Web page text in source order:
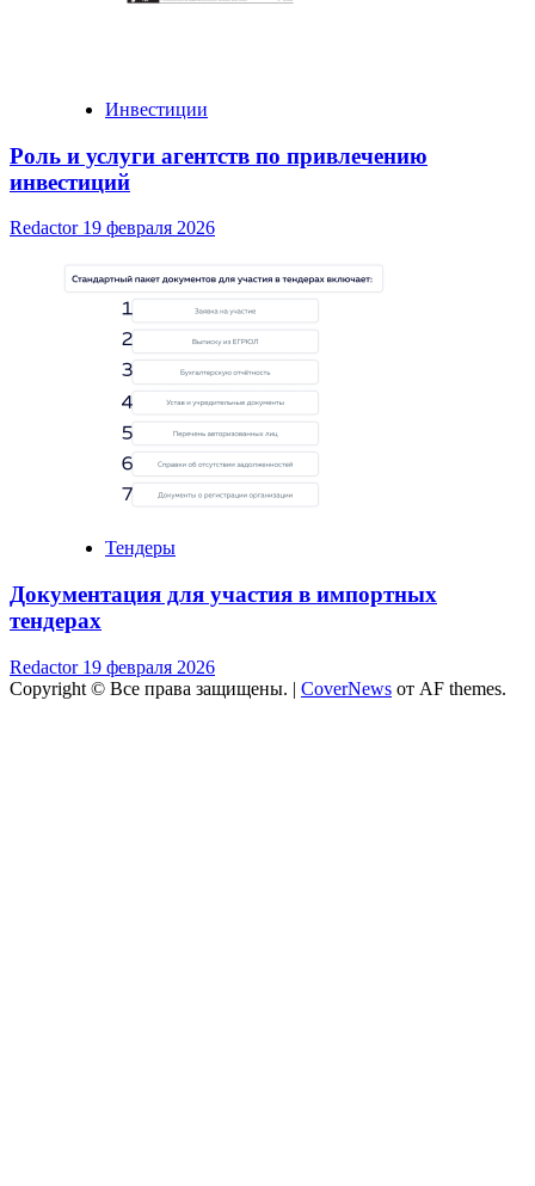
Инвестиции
Роль и услуги агентств по привлечению
инвестиций
Redactor 19 февраля 2026
Тендеры
Документация для участия в импортных
тендерах
Redactor 19 февраля 2026
Copyright © Все права защищены. | CoverNews от AF themes.